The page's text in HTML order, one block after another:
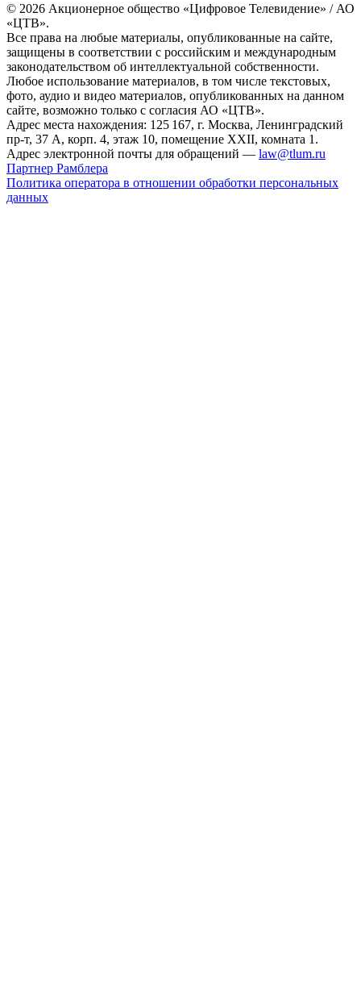
© 2026 Акционерное общество «Цифровое Телевидение» / АО
«ЦТВ».
Все права на любые материалы, опубликованные на сайте,
защищены в соответствии с российским и международным
законодательством об интеллектуальной собственности.
Любое использование материалов, в том числе текстовых,
фото, аудио и видео материалов, опубликованных на данном
сайте, возможно только с согласия АО «ЦТВ».
Адрес места нахождения: 125 167, г. Москва, Ленинградский
пр-т, 37 А, корп. 4, этаж 10, помещение XXII, комната 1.
Адрес электронной почты для обращений — law@tlum.ru
Партнер Рамблера
Политика оператора в отношении обработки персональных
данных